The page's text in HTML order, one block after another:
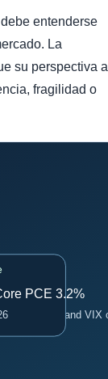
entenderse
La
su perspectiva a
fragilidad o